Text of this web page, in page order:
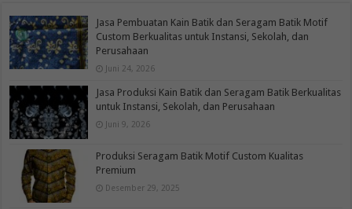
Jasa Pembuatan Kain Batik dan Seragam Batik Motif
Custom Berkualitas untuk Instansi, Sekolah, dan
Perusahaan
Juni 24, 2026
Jasa Produksi Kain Batik dan Seragam Batik Berkualitas
untuk Instansi, Sekolah, dan Perusahaan
Juni 9, 2026
Produksi Seragam Batik Motif Custom Kualitas
Premium
Desember 29, 2025